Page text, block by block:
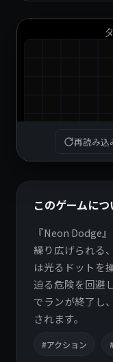
再読み込
このゲームにつ
『Neon Dodge
繰り広げられる
は光るドットを
迫る危険を回避
でランが終了し
されます。
#アクション